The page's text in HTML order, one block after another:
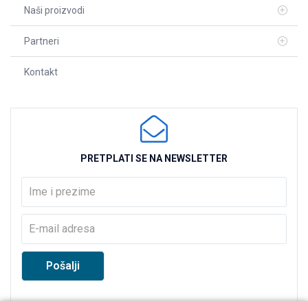
Naši proizvodi
Partneri
Kontakt
PRETPLATI SE NA NEWSLETTER